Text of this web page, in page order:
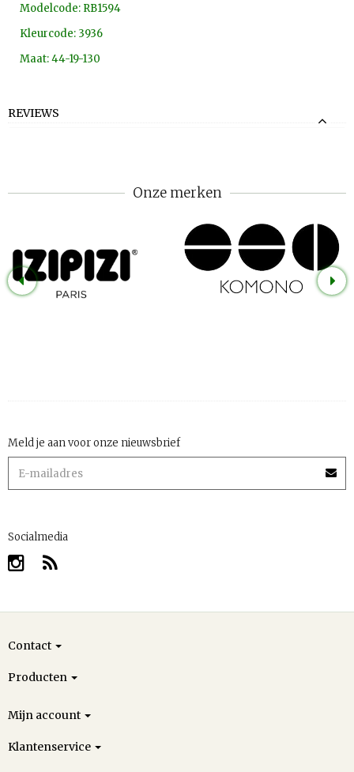
Modelcode: RB1594
Kleurcode: 3936
Maat: 44-19-130
REVIEWS
Onze merken
Meld je aan voor onze nieuwsbrief
Socialmedia
Contact
Producten
Mijn account
Klantenservice